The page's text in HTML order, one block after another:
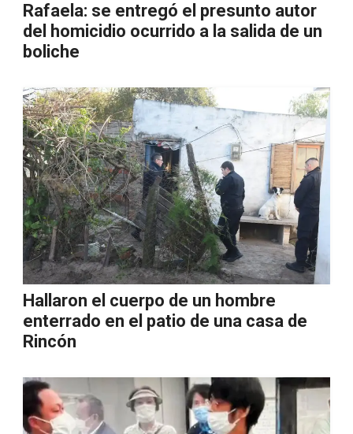
Rafaela: se entregó el presunto autor
del homicidio ocurrido a la salida de un
boliche
Hallaron el cuerpo de un hombre
enterrado en el patio de una casa de
Rincón